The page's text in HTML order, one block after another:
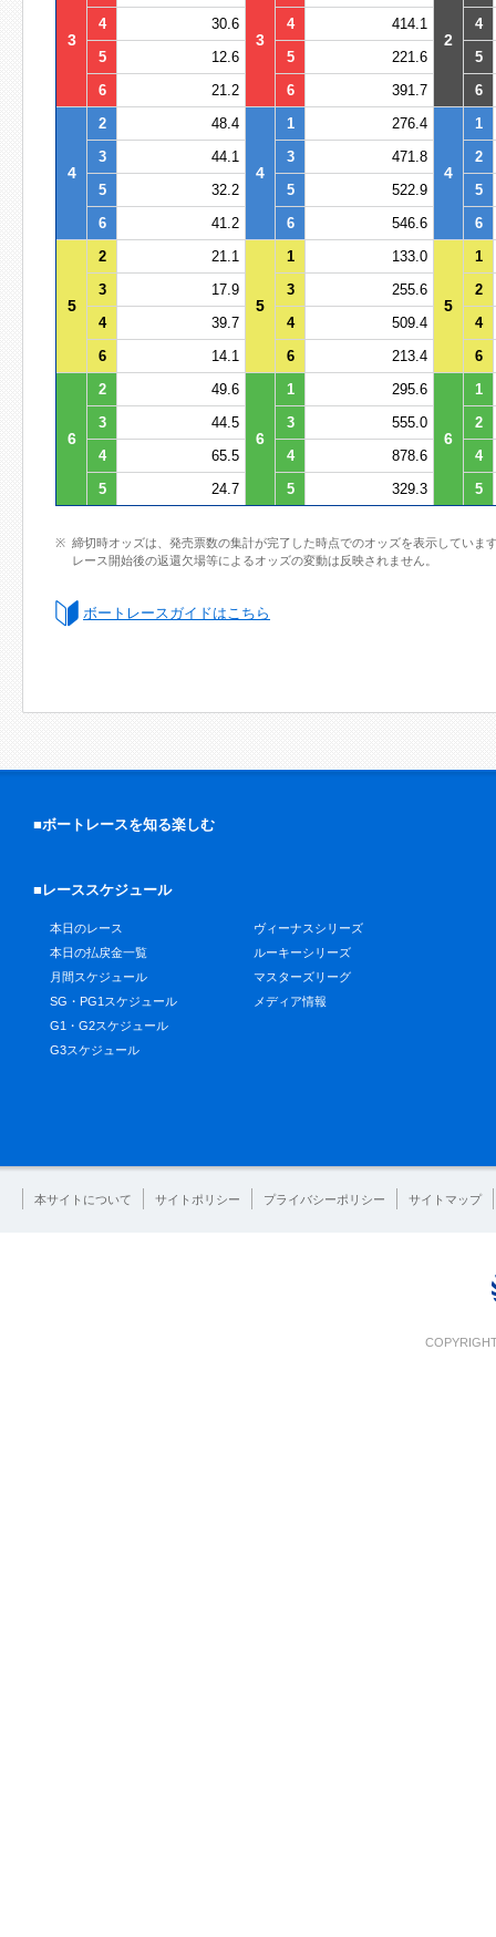
3 3 2
4
30.6 4 414.1
4
5
12.6 5 221.6
5
6
21.2 6 391.7 6
4
2 48.4
4
1 276.4
4
1
3
44.1 3 471.8
2
5
32.2 5 522.9
5
6
41.2 6 546.6 6
5
2 21.1
5
1 133.0
5
1
3
17.9 3 255.6
2
4
39.7 4 509.4
4
6
14.1 6 213.4 6
6
2 49.6
6
1 295.6
6
1
3
44.5 3 555.0
2
4
65.5 4 878.6
4
5
24.7 5 329.3 5
締切時オッズは、発売票数の集計が完了した時点でのオッズを表示していま
レース開始後の返還欠場等によるオッズの変動は反映されません。
ボートレースガイドはこちら
■ボートレースを知る楽しむ
■レーススケジュール
本日のレース
本日の払戻金一覧
月間スケジュール
SG・PG1スケジュール
G1・G2スケジュール
G3スケジュール
ヴィーナスシリーズ
ルーキーシリーズ
マスターズリーグ
メディア情報
本サイトについて サイトポリシー プライバシーポリシー サイトマップ